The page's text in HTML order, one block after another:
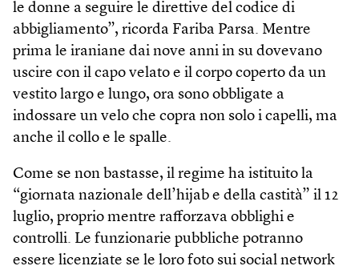
le donne a seguire le direttive del codice di
abbigliamento”, ricorda Fariba Parsa. Mentre
prima le iraniane dai nove anni in su dovevano
uscire con il capo velato e il corpo coperto da un
vestito largo e lungo, ora sono obbligate a
indossare un velo che copra non solo i capelli, ma
anche il collo e le spalle.
Come se non bastasse, il regime ha istituito la
“giornata nazionale dell’hijab e della castità” il 12
luglio, proprio mentre rafforzava obblighi e
controlli. Le funzionarie pubbliche potranno
essere licenziate se le loro foto sui social network